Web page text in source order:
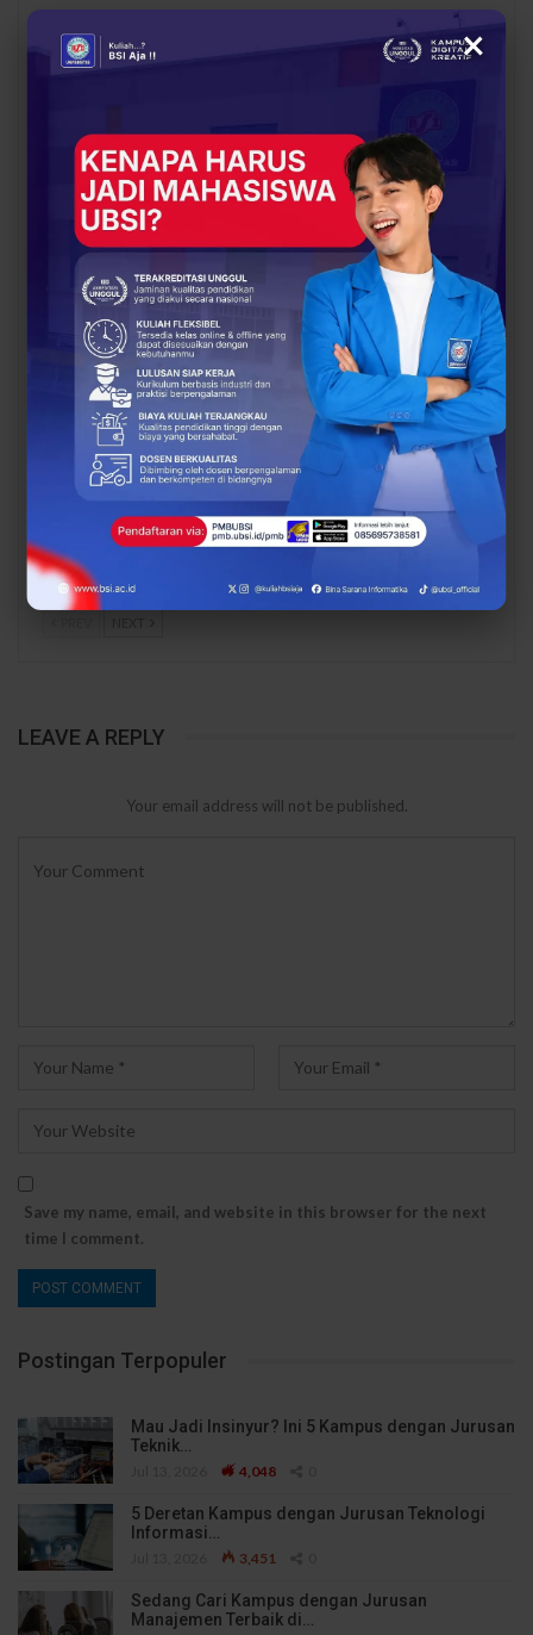
BERITA
Siap Kuliah Berkualitas?
UBSI Cengkareng Gelar
Open Booth Spesial
dengan Beasiswa…
Lulusan Berdaya Saing
Dimulai dari
Kompetensi, UBSI
Kampus Cikampek
Bekali Mahasiswa…
EVENT
Mahasiswa UBSI Punya
Ide Bisnis? Saatnya
Unjuk Gigi di
PERTAMUDA 2026, Ikuti…
BERITA
Proses Belajar di UBSI
yang Mendukung
Mahasiswa Lebih Siap
LEAVE A REPLY
Your email address will not be published.
Save my name, email, and website in this browser for the next
time I comment.
Postingan Terpopuler
Mau Jadi Insinyur? Ini 5 Kampus dengan Jurusan
Teknik…
4,048
5 Deretan Kampus dengan Jurusan Teknologi
Informasi…
3,451
Sedang Cari Kampus dengan Jurusan
Manajemen Terbaik di…
×